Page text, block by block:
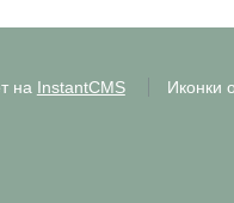
на InstantCMS Иконки